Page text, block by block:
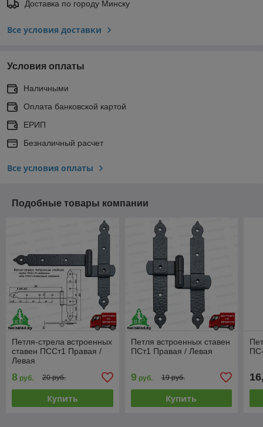
Доставка по городу Минску
Все условия доставки
Условия оплаты
Наличными
Оплата банковской картой
ЕРИП
Безналичный расчет
Все условия оплаты
Подобные товары компании
Петля-стрела встроенных
ставен ПССт1 Правая /
Левая
8 руб. 20 руб.
Купить
Петля встроенных ставен
ПСт1 Правая / Левая
9руб. 19 руб.
Купить